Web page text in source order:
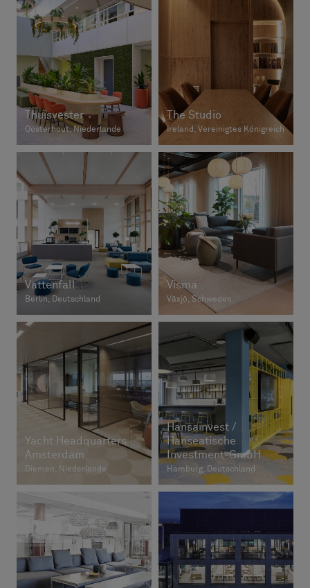
Thuisvester
Oosterhout, Niederlande
The Studio
Ireland, Vereinigtes Königreich
Vattenfall
Berlin, Deutschland
Visma
Växjö, Schweden
Yacht Headquarters
Amsterdam
Diemen, Niederlande
Hansainvest /
Hanseatische
Investment-GmbH
Hamburg, Deutschland